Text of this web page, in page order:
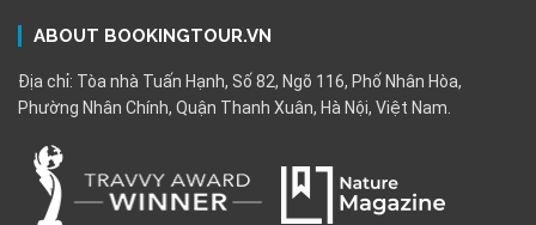
ABOUT BOOKINGTOUR.VN
Địa chỉ: Tòa nhà Tuấn Hạnh, Số 82, Ngõ 116, Phố Nhân Hòa,
Phường Nhân Chính, Quận Thanh Xuân, Hà Nội, Việt Nam.